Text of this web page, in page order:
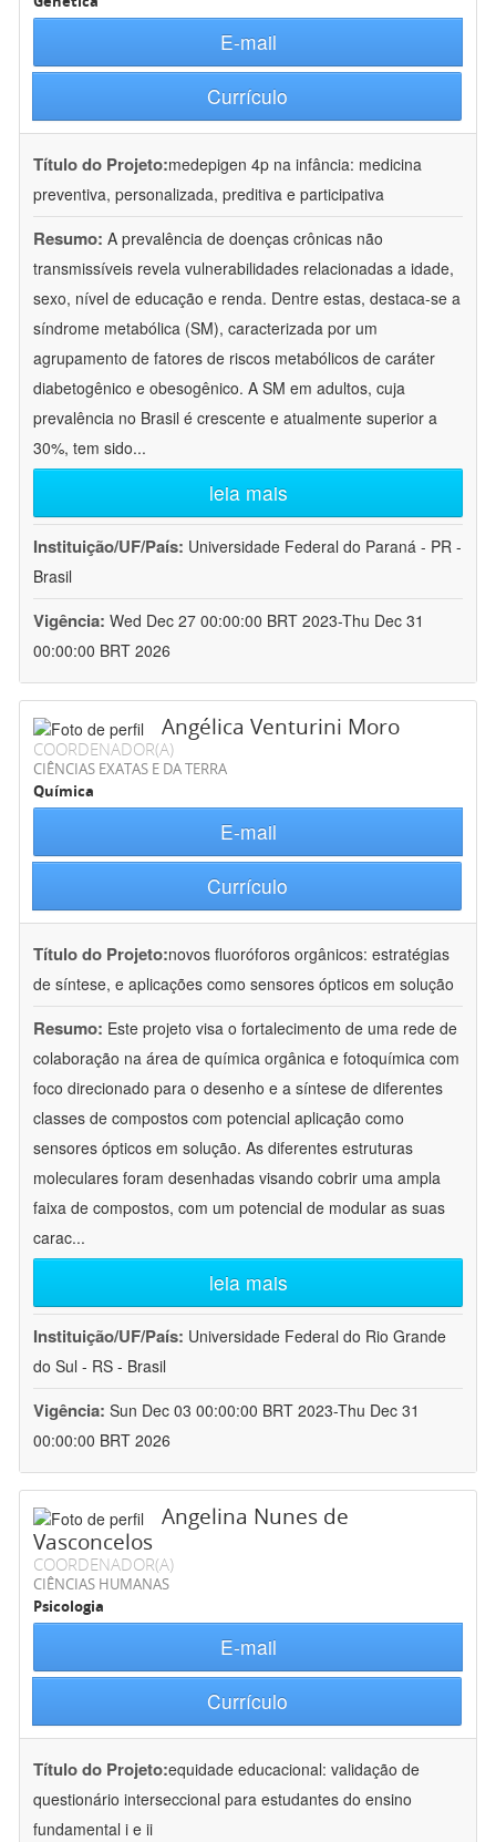
E-mail
Currículo
Título do Projeto:medepigen 4p na infância: medicina
preventiva, personalizada, preditiva e participativa
Resumo: A prevalência de doenças crônicas não
transmissíveis revela vulnerabilidades relacionadas a idade,
sexo, nível de educação e renda. Dentre estas, destaca-se a
síndrome metabólica (SM), caracterizada por um
agrupamento de fatores de riscos metabólicos de caráter
diabetogênico e obesogênico. A SM em adultos, cuja
prevalência no Brasil é crescente e atualmente superior a
30%, tem sido...
leia mais
Instituição/UF/País: Universidade Federal do Paraná - PR -
Brasil
Vigência: Wed Dec 27 00:00:00 BRT 2023-Thu Dec 31
00:00:00 BRT 2026
Angélica Venturini Moro
COORDENADOR(A)
CIÊNCIAS EXATAS E DA TERRA
Química
E-mail
Currículo
Título do Projeto:novos fluoróforos orgânicos: estratégias
de síntese, e aplicações como sensores ópticos em solução
Resumo: Este projeto visa o fortalecimento de uma rede de
colaboração na área de química orgânica e fotoquímica com
foco direcionado para o desenho e a síntese de diferentes
classes de compostos com potencial aplicação como
sensores ópticos em solução. As diferentes estruturas
moleculares foram desenhadas visando cobrir uma ampla
faixa de compostos, com um potencial de modular as suas
carac...
leia mais
Instituição/UF/País: Universidade Federal do Rio Grande
do Sul - RS - Brasil
Vigência: Sun Dec 03 00:00:00 BRT 2023-Thu Dec 31
00:00:00 BRT 2026
Angelina Nunes de
Vasconcelos
COORDENADOR(A)
CIÊNCIAS HUMANAS
Psicologia
E-mail
Currículo
Título do Projeto:equidade educacional: validação de
questionário interseccional para estudantes do ensino
fundamental i e ii